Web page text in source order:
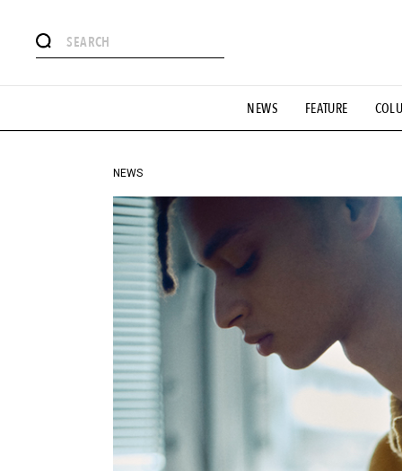
NEWS FEATURE
#憧れの逸品 #ESSENTIAL
#GH 銘品の所以 #フイナムのYouTube #Commune H
#HANDSOME HANDBOOK
NEWS